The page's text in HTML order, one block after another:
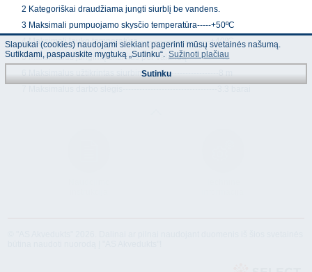
2 Kategoriškai draudžiama jungti siurblį be vandens.
3 Maksimali pumpuojamo skysčio temperatūra-----+50ºC
4 Maksimali lauko temperatūra--------------------------+40ºC
5 Maksimalus jungimų skaičius per valandą------------40
6 Maksimalus užtikrintas siurbimo gylis------------------8 m
Slapukai (cookies) naudojami siekiant pagerinti mūsų svetainės našumą.
Sutikdami, paspauskite mygtuką „Sutinku“. Sužinoti plačiau
Sutinku